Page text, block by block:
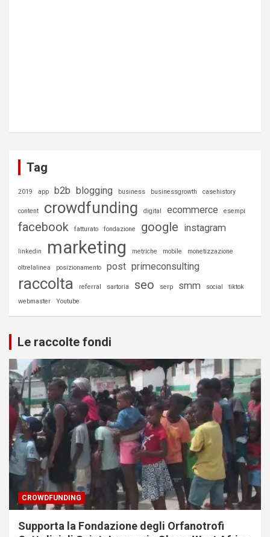
Tag
2019 app b2b blogging business businessgrowth casehistory
content crowdfunding digital ecommerce esempi
facebook fatturato fondazione google instagram
linkedin marketing metriche mobile monetizzazione
oltrelalinea posizionamento post primeconsulting
raccolta referral sartoria seo serp smm social
tiktok
webmaster
Youtube
Le raccolte fondi
CROWDFUNDING
Supporta la Fondazione degli Orfanotrofi